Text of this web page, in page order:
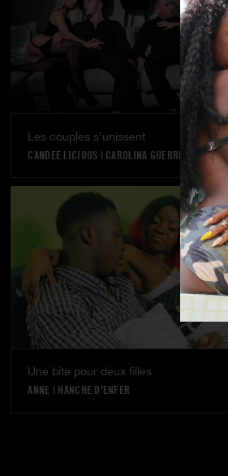
Les couples s’unissent
CANDEE LICIOUS | CAROLINA GUERRERO
Une bite pour deux filles
ANNE | HANCHE D'ENFER